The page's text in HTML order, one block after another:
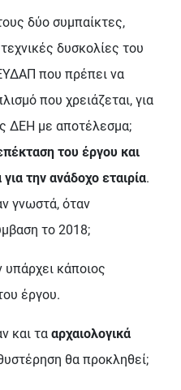
δύο συμπαίκτες,
δυσκολίες του
που πρέπει να
που χρειάζεται, για
ΔΕΗ με αποτέλεσμα;
του έργου και
την ανάδοχο εταιρία.
γνωστά, όταν
το 2018;
κάποιος
έργου.
και τα αρχαιολογικά
θα προκληθεί;